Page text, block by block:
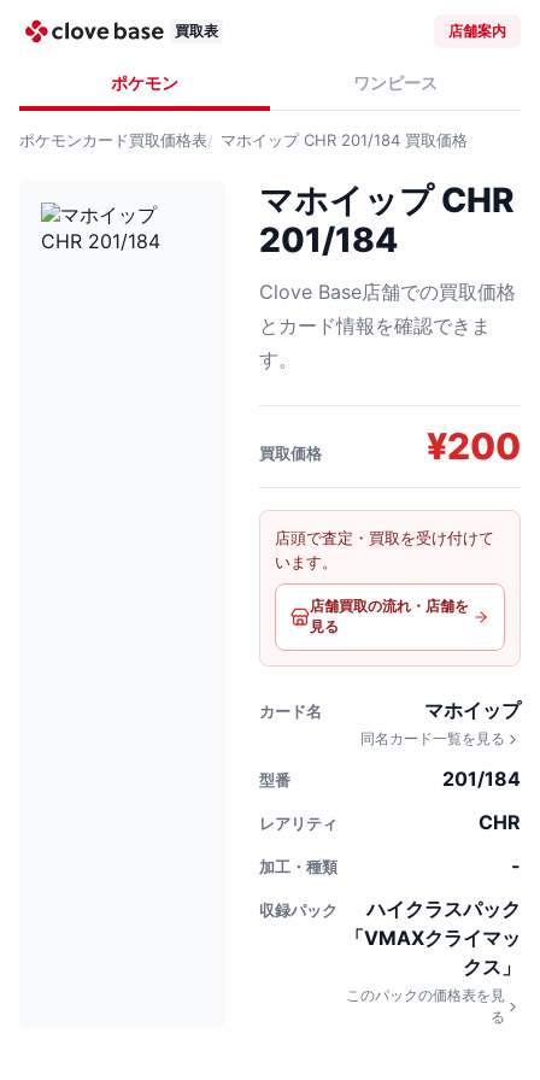
買取表 店舗案内
ポケモン ワンピース
ポケモンカード買取価格表 マホイップ CHR 201/184 買取価格
マホイップ CHR
201/184
Clove Base店舗での買取価格
とカード情報を確認できま
す。
買取価格 ¥200
店頭で査定・買取を受け付けて
います。
店舗買取の流れ・店舗を
見る
カード名 マホイップ
同名カード一覧を見る
型番 201/184
レアリティ CHR
加工・種類 -
収録パック
ハイクラスパック
「VMAXクライマッ
クス」
このパックの価格表を見
る